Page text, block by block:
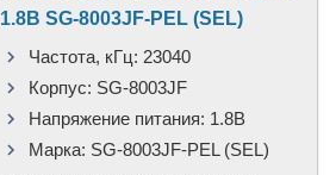
1.8В SG-8003JF-PEL (SEL)
Частота, кГц: 23040
Корпус: SG-8003JF
Напряжение питания: 1.8В
Марка: SG-8003JF-PEL (SEL)